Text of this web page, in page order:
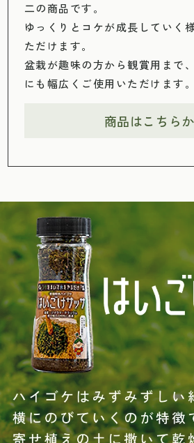
二の商品です。
ゆっくりとコケが成長していく
ただけます。
盆栽が趣味の方から観賞用まで
にも幅広くご使用いただけます。
商品はこちら